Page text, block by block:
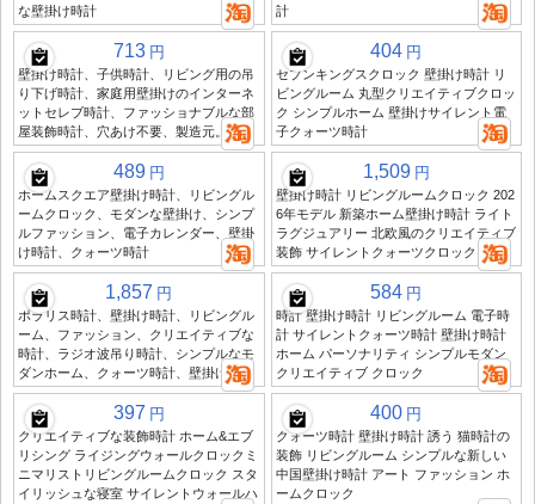
な壁掛け時計
計
713 円
壁掛け時計、子供時計、リビング用の吊
り下げ時計、家庭用壁掛けのインターネ
ットセレブ時計、ファッショナブルな部
屋装飾時計、穴あけ不要、製造元。
404 円
セブンキングスクロック 壁掛け時計 リ
ビングルーム 丸型クリエイティブクロッ
ク シンプルホーム 壁掛けサイレント電
子クォーツ時計
489 円
ホームスクエア壁掛け時計、リビングル
ームクロック、モダンな壁掛け、シンプ
ルファッション、電子カレンダー、壁掛
け時計、クォーツ時計
1,509 円
壁掛け時計 リビングルームクロック 202
6年モデル 新築ホーム壁掛け時計 ライト
ラグジュアリー 北欧風のクリエイティブ
装飾 サイレントクォーツクロック
1,857 円
ポラリス時計、壁掛け時計、リビングル
ーム、ファッション、クリエイティブな
時計、ラジオ波吊り時計、シンプルなモ
ダンホーム、クォーツ時計、壁掛け壁
584 円
時計 壁掛け時計 リビングルーム 電子時
計 サイレントクォーツ時計 壁掛け時計
ホーム パーソナリティ シンプルモダン
クリエイティブ クロック
397 円
クリエイティブな装飾時計 ホーム&エブ
リシング ライジングウォールクロックミ
ニマリストリビングルームクロック スタ
イリッシュな寝室 サイレントウォールハ
400 円
クォーツ時計 壁掛け時計 誘う 猫時計の
装飾 リビングルーム シンプルな新しい
中国壁掛け時計 アート ファッション ホ
ームクロック